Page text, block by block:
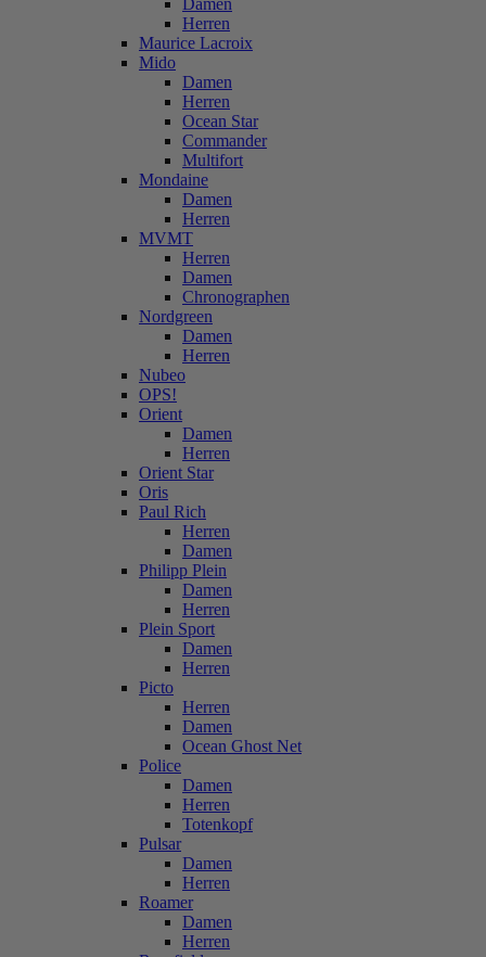
Damen
Herren
Maurice Lacroix
Mido
Damen
Herren
Ocean Star
Commander
Multifort
Mondaine
Damen
Herren
MVMT
Herren
Damen
Chronographen
Nordgreen
Damen
Herren
Nubeo
OPS!
Orient
Damen
Herren
Orient Star
Oris
Paul Rich
Herren
Damen
Philipp Plein
Damen
Herren
Plein Sport
Damen
Herren
Picto
Herren
Damen
Ocean Ghost Net
Police
Damen
Herren
Totenkopf
Pulsar
Damen
Herren
Roamer
Damen
Herren